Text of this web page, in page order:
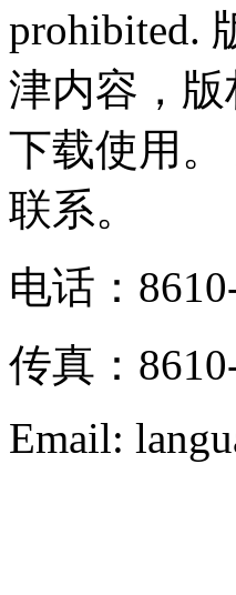
prohibited.
津内容，
下载使用
联系。
电话：
传真：
Email: